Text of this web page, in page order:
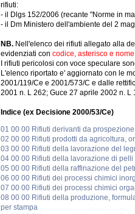
rifiuti:
- il Dlgs 152/2006 (recante "Norme in
- il Dm Ministero dell'ambiente del 2
NB. Nell'elenco dei rifiuti allegato alla
evidenziati con codice, asterisco e
I rifiuti pericolosi con voce speculare
L'elenco riportato e' aggiornato con le
2001/119/Ce e 2001/573/C e dalle
2001 n. L 262; Guce 27 aprile 2002 n.
Indice (ex Decisione 2000/53/Ce)
01 00 00 Rifiuti derivanti da
02 00 00 Rifiuti prodotti da agricoltura,
03 00 00 Rifiuti della lavorazione del
04 00 00 Rifiuti della lavorazione di
05 00 00 Rifiuti della raffinazione del
06 00 00 Rifiuti dei processi chimici
07 00 00 Rifiuti dei processi chimici
08 00 00 Rifiuti della produzione,
per stampa